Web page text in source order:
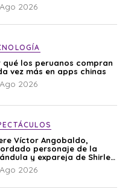
2026
qué los peruanos compran
vez más en apps chinas
2026
Víctor Angobaldo,
personaje de la
y expareja de Shirley
2026